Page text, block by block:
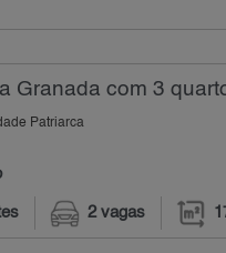
Granada com 3
Patriarca
2 vagas